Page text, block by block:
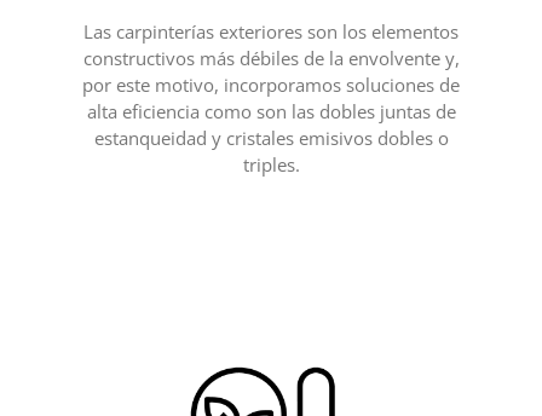
Las carpinterías exteriores son los elementos
constructivos más débiles de la envolvente y,
por este motivo, incorporamos soluciones de
alta eficiencia como son las dobles juntas de
estanqueidad y cristales emisivos dobles o
triples.